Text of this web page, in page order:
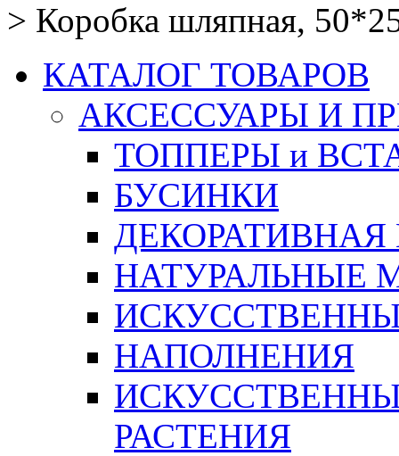
> Коробка шляпная,
КАТАЛОГ ТОВАРОВ
АКСЕССУАРЫ И
ТОППЕРЫ и
БУСИНКИ
ДЕКОРАТИВНАЯ
НАТУРАЛЬНЫЕ
НАПОЛНЕНИЯ
РАСТЕНИЯ